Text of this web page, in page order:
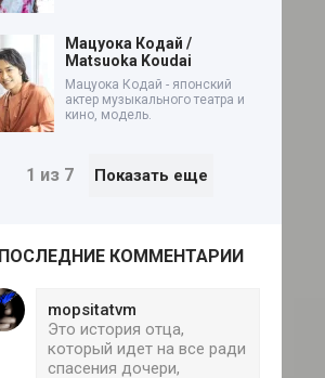
Мацуока Кодай /
Matsuoka Koudai
Мацуока Кодай - японский
актер музыкального театра и
кино, модель.
1 из 7 Показать еще
ПОСЛЕДНИЕ КОММЕНТАРИИ
mopsitatvm
Это история отца,
который идет на все ради
спасения дочери,